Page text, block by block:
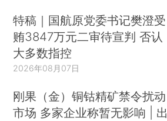
特稿｜国航原党委书记樊澄受
贿3847万元二审待宣判 否认
大多数指控
2026年08月07日
刚果（金）铜钴精矿禁令扰动
市场 多家企业称暂无影响 | 出